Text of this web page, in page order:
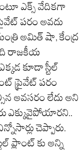
ఎక్స్ వేదికగా
పరం అవదు
అమిత్ షా, కేంద్ర
రాజకీయ
కూడా స్టీల్
ప్రైవేట్ పరం
అవసరం లేదు అని
ఎక్కువైపోయారని..
చెప్పారు.
ప్లాంట్ కు అన్ని